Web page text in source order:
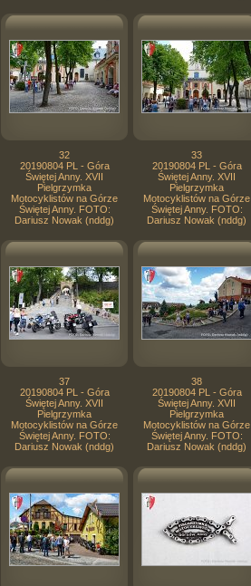
32
20190804 PL - Góra
Świętej Anny. XVII
Pielgrzymka
Motocyklistów na Górze
Świętej Anny. FOTO:
Dariusz Nowak (nddg)
33
20190804 PL - Góra
Świętej Anny. XVII
Pielgrzymka
Motocyklistów na Górze
Świętej Anny. FOTO:
Dariusz Nowak (nddg)
37
20190804 PL - Góra
Świętej Anny. XVII
Pielgrzymka
Motocyklistów na Górze
Świętej Anny. FOTO:
Dariusz Nowak (nddg)
38
20190804 PL - Góra
Świętej Anny. XVII
Pielgrzymka
Motocyklistów na Górze
Świętej Anny. FOTO:
Dariusz Nowak (nddg)